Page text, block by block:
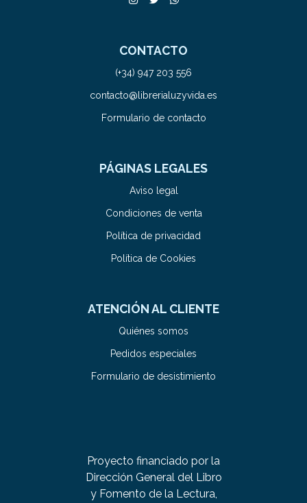
CONTACTO
(+34) 947 203 556
contacto@librerialuzyvida.es
Formulario de contacto
PÁGINAS LEGALES
Aviso legal
Condiciones de venta
Política de privacidad
Política de Cookies
ATENCIÓN AL CLIENTE
Quiénes somos
Pedidos especiales
Formulario de desistimiento
Proyecto financiado por la
Dirección General del Libro
y Fomento de la Lectura,